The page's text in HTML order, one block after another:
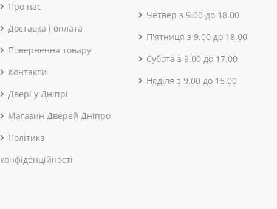
Про нас
Доставка і оплата
Повернення товару
Контакти
Двері у Дніпрі
Магазин Дверей Дніпро
Політика
конфіденційності
Четвер з 9.00 до 18.00
П'ятниця з 9.00 до 18.00
Субота з 9.00 до 17.00
Неділя з 9.00 до 15.00